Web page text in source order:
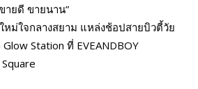
ายดี ขายนาน”
ม่ใจกลางสยาม แหล่งช้อปสายบิวตี้วัย
Glow Station ที่ EVEANDBOY